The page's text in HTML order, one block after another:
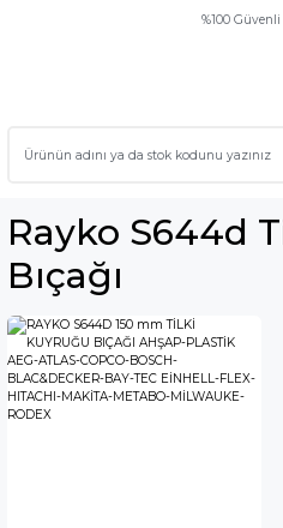
%100 Güvenli
Rayko S644d
Bıçağı